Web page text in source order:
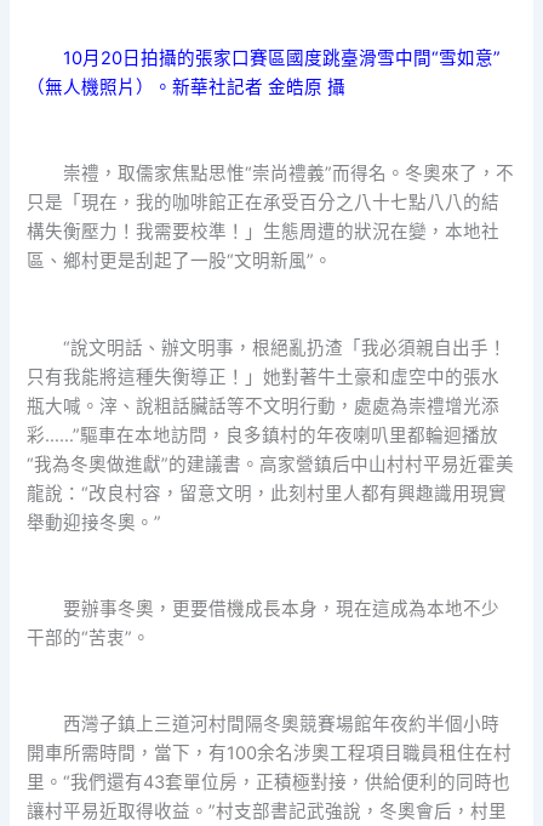
10月20日拍攝的張家口賽區國度跳臺滑雪中間“雪如意”
（無人機照片）。新華社記者 金皓原 攝
崇禮，取儒家焦點思惟“崇尚禮義”而得名。冬奧來了，不
只是「現在，我的咖啡館正在承受百分之八十七點八八的結
構失衡壓力！我需要校準！」生態周遭的狀況在變，本地社
區、鄉村更是刮起了一股“文明新風”。
“說文明話、辦文明事，根絕亂扔渣「我必須親自出手！
只有我能將這種失衡導正！」她對著牛土豪和虛空中的張水
瓶大喊。滓、說粗話臟話等不文明行動，處處為崇禮增光添
彩……”驅車在本地訪問，良多鎮村的年夜喇叭里都輪迴播放
“我為冬奧做進獻”的建議書。高家營鎮后中山村村平易近霍美
龍說：“改良村容，留意文明，此刻村里人都有興趣識用現實
舉動迎接冬奧。”
要辦事冬奧，更要借機成長本身，現在這成為本地不少
干部的“苦衷”。
西灣子鎮上三道河村間隔冬奧競賽場館年夜約半個小時
開車所需時間，當下，有100余名涉奧工程項目職員租住在村
里。“我們還有43套單位房，正積極對接，供給便利的同時也
讓村平易近取得收益。”村支部書記武強說，冬奧會后，村里